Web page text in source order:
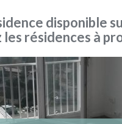
disponible
résidences à